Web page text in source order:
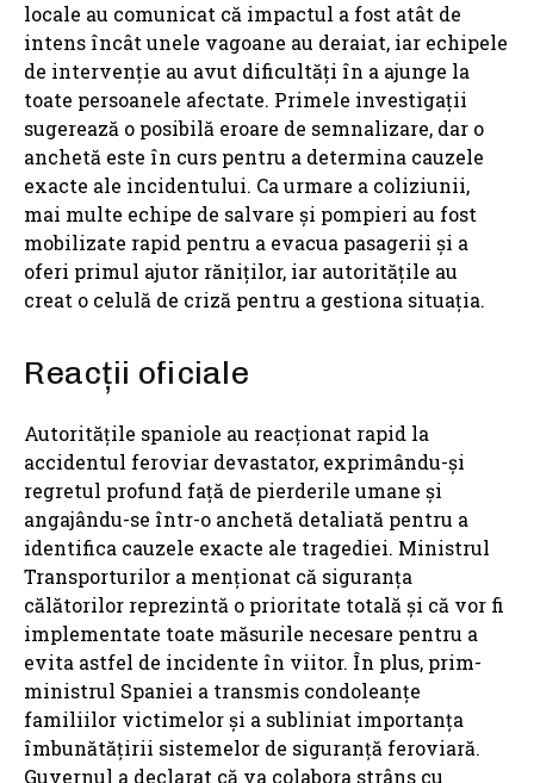
locale au comunicat că impactul a fost atât de
intens încât unele vagoane au deraiat, iar echipele
de intervenție au avut dificultăți în a ajunge la
toate persoanele afectate. Primele investigații
sugerează o posibilă eroare de semnalizare, dar o
anchetă este în curs pentru a determina cauzele
exacte ale incidentului. Ca urmare a coliziunii,
mai multe echipe de salvare și pompieri au fost
mobilizate rapid pentru a evacua pasagerii și a
oferi primul ajutor răniților, iar autoritățile au
creat o celulă de criză pentru a gestiona situația.
Reacții oficiale
Autoritățile spaniole au reacționat rapid la
accidentul feroviar devastator, exprimându-și
regretul profund față de pierderile umane și
angajându-se într-o anchetă detaliată pentru a
identifica cauzele exacte ale tragediei. Ministrul
Transporturilor a menționat că siguranța
călătorilor reprezintă o prioritate totală și că vor fi
implementate toate măsurile necesare pentru a
evita astfel de incidente în viitor. În plus, prim-
ministrul Spaniei a transmis condoleanțe
familiilor victimelor și a subliniat importanța
îmbunătățirii sistemelor de siguranță feroviară.
Guvernul a declarat că va colabora strâns cu